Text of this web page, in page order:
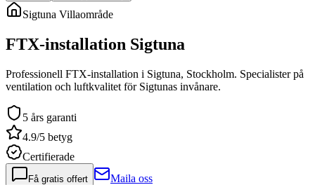
Sigtuna Villaområde
FTX-installation Sigtuna
Professionell FTX-installation i Sigtuna, Stockholm. Specialister på
ventilation och luftkvalitet för Sigtunas invånare.
5 års garanti
4.9/5 betyg
Certifierade
Få gratis offert Maila oss